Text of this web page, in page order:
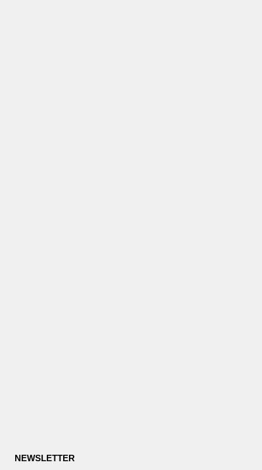
NEWSLETTER